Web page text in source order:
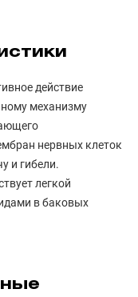
действие
механизму
нервных клеток
и гибели.
легкой
в баковых